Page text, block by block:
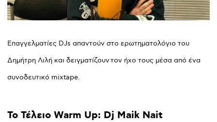
Επαγγελματίες DJs απαντούν στο ερωτηματολόγιο του
Δημήτρη Λιλή και δειγματίζουν τον ήχο τους μέσα από ένα
συνοδευτικό mixtape.
Το Τέλειο Warm Up: Dj Maik Nait